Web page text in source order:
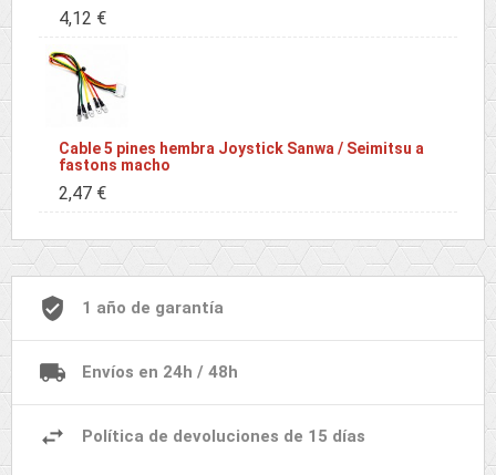
4,12 €
Cable 5 pines hembra Joystick Sanwa / Seimitsu a
fastons macho
2,47 €
1 año de garantía
Envíos en 24h / 48h
Política de devoluciones de 15 días